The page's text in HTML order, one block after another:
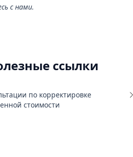
с нами.
ссылки
по корректировке
стоимости